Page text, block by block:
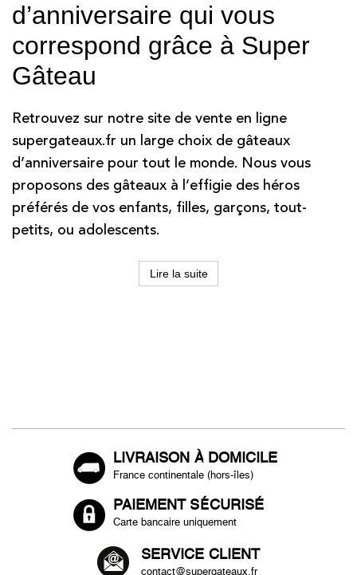
d’anniversaire qui vous
correspond grâce à Super
Gâteau
Retrouvez sur notre site de vente en ligne
supergateaux.fr un large choix de gâteaux
d’anniversaire pour tout le monde. Nous vous
proposons des gâteaux à l’effigie des héros
préférés de vos enfants, filles, garçons, tout-
petits, ou adolescents.
Lire la suite
LIVRAISON À DOMICILE
France continentale (hors-îles)
PAIEMENT SÉCURISÉ
Carte bancaire uniquement
SERVICE CLIENT
contact@supergateaux.fr